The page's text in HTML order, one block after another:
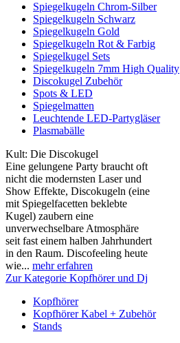
Spiegelkugeln Chrom-Silber
Spiegelkugeln Schwarz
Spiegelkugeln Gold
Spiegelkugeln Rot & Farbig
Spiegelkugel Sets
Spiegelkugeln 7mm High Quality
Discokugel Zubehör
Spots & LED
Spiegelmatten
Leuchtende LED-Partygläser
Plasmabälle
Kult: Die Discokugel
Eine gelungene Party braucht oft
nicht die modernsten Laser und
Show Effekte, Discokugeln (eine
mit Spiegelfacetten beklebte
Kugel) zaubern eine
unverwechselbare Atmosphäre
seit fast einem halben Jahrhundert
in den Raum. Discofeeling heute
wie... mehr erfahren
Zur Kategorie Kopfhörer und Dj
Kopfhörer
Kopfhörer Kabel + Zubehör
Stands